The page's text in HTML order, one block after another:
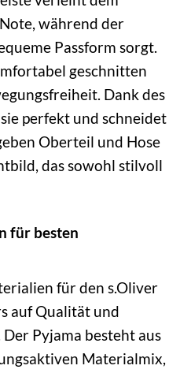
während der
Passform sorgt.
geschnitten
Dank des
perfekt und schneidet
Oberteil und Hose
das sowohl stilvoll
für besten
für den s.Oliver
auf Qualität und
Pyjama besteht aus
Materialmix,